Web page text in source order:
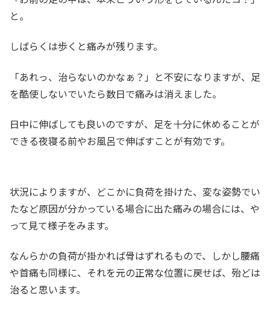
と。
しばらくは歩くと痛みが残ります。
「あれっ、治らないのかなぁ？」と不安になりますが、足
を酷使しないでいたら数日で痛みは消えました。
日中に伸ばしても良いのですが、足を十分に休めることが
できる夜寝る前やお風呂で伸ばすことが有効です。
状況によりますが、どこかに負荷を掛けた、変な姿勢でい
たなど原因が分かっている場合に出た痛みの場合には、や
って見て様子をみます。
なんらかの負荷が掛かれば骨はずれるもので、しかし腰痛
や首痛も同様に、それを元の正常な位置に戻せば、殆どは
治ると思います。